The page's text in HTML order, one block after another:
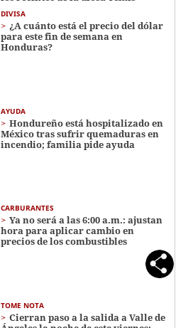
DIVISA
¿A cuánto está el precio del dólar
para este fin de semana en
Honduras?
AYUDA
Hondureño está hospitalizado en
México tras sufrir quemaduras en
incendio; familia pide ayuda
CARBURANTES
Ya no será a las 6:00 a.m.: ajustan
hora para aplicar cambio en
precios de los combustibles
TOME NOTA
Cierran paso a la salida a Valle de